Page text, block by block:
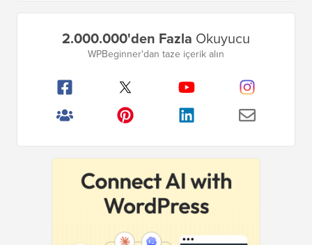
2.000.000'den Fazla Okuyucu
WPBeginner'dan taze içerik alın